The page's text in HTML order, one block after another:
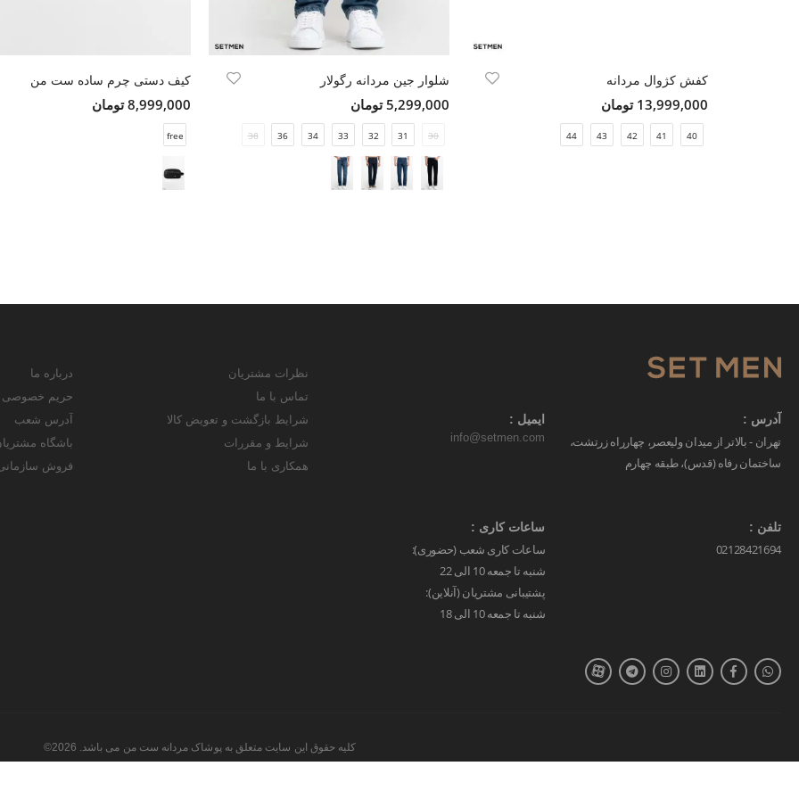
کفش کژوال مردانه
13,999,000 تومان
40
41
42
43
44
شلوار جین مردانه رگولار
5,299,000 تومان
30
31
32
33
34
36
38
کیف دستی چرم ساده ست من
8,999,000 تومان
free
آدرس :
تهران - بالاتر از میدان ولیعصر، چهارراه زرتشت،
ساختمان رفاه (قدس)، طبقه چهارم
ایمیل :
info@setmen.com
تلفن :
02128421694
ساعات کاری :
ساعات کاری شعب (حضوری):
شنبه تا جمعه 10 الی 22
پشتیبانی مشتریان (آنلاین):
شنبه تا جمعه 10 الی 18
نظرات مشتریان
تماس با ما
شرایط بازگشت و تعویض کالا
شرایط و مقررات
همکاری با ما
درباره ما
حریم خصوصی
آدرس شعب
باشگاه
فروش
کلیه حقوق این سایت متعلق به پوشاک مردانه ست من می باشد. 2026©